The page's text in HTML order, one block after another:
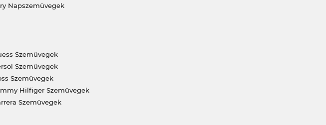
Napszemüvegek
Szemüvegek
Szemüvegek
Szemüvegek
Hilfiger Szemüvegek
Szemüvegek